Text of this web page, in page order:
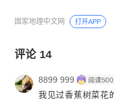
国家地理中文网 打开APP
评论 14
8899 999
我见过香蕉树菜花